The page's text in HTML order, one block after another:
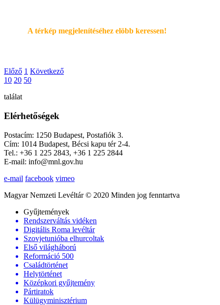
A térkép megjelenítéséhez elöbb keressen!
Előző 1 Következő
10 20 50
találat
Elérhetőségek
Postacím: 1250 Budapest, Postafiók 3.
Cím: 1014 Budapest, Bécsi kapu tér 2-4.
Tel.: +36 1 225 2843, +36 1 225 2844
E-mail: info@mnl.gov.hu
e-mail facebook vimeo
Magyar Nemzeti Levéltár © 2020 Minden jog fenntartva
Gyűjtemények
Rendszerváltás vidéken
Digitális Roma levéltár
Szovjetunióba elhurcoltak
Első világháború
Reformáció 500
Családtörténet
Helytörténet
Középkori gyűjtemény
Pártiratok
Külügyminisztérium